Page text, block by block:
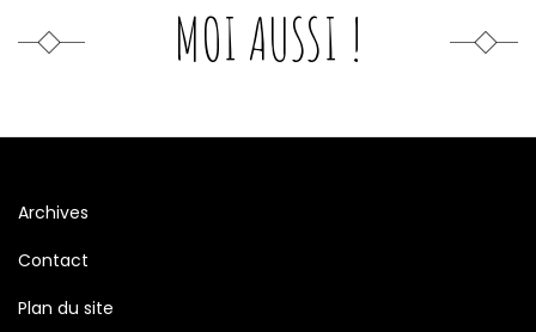
MOI AUSSI !
Archives
Contact
Plan du site